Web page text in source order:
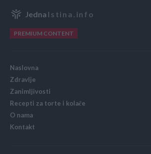
Jedna Istina.info
PREMIUM CONTENT
Naslovna
Zdravlje
Zanimljivosti
Recepti za torte i kolače
O nama
Kontakt